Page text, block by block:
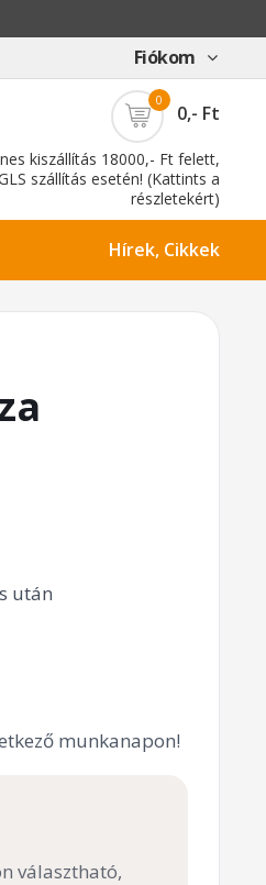
Fiókom
0
0,- Ft
kiszállítás 18000,- Ft felett,
szállítás esetén! (Kattints a
részletekért)
Hírek, Cikkek
után
munkanapon!
választható,